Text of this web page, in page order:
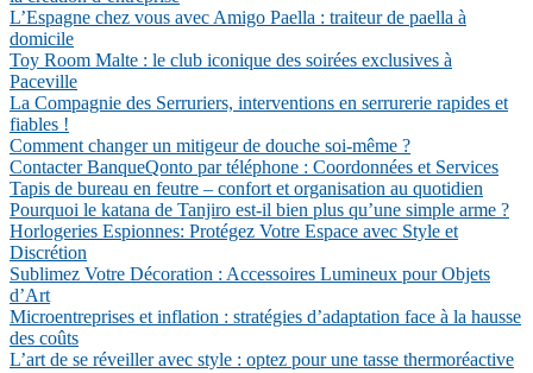
L’Espagne chez vous avec Amigo Paella : traiteur de paella à
domicile
Toy Room Malte : le club iconique des soirées exclusives à
Paceville
La Compagnie des Serruriers, interventions en serrurerie rapides et
fiables !
Comment changer un mitigeur de douche soi-même ?
Contacter BanqueQonto par téléphone : Coordonnées et Services
Tapis de bureau en feutre – confort et organisation au quotidien
Pourquoi le katana de Tanjiro est-il bien plus qu’une simple arme ?
Horlogeries Espionnes: Protégez Votre Espace avec Style et
Discrétion
Sublimez Votre Décoration : Accessoires Lumineux pour Objets
d’Art
Microentreprises et inflation : stratégies d’adaptation face à la hausse
des coûts
L’art de se réveiller avec style : optez pour une tasse thermoréactive